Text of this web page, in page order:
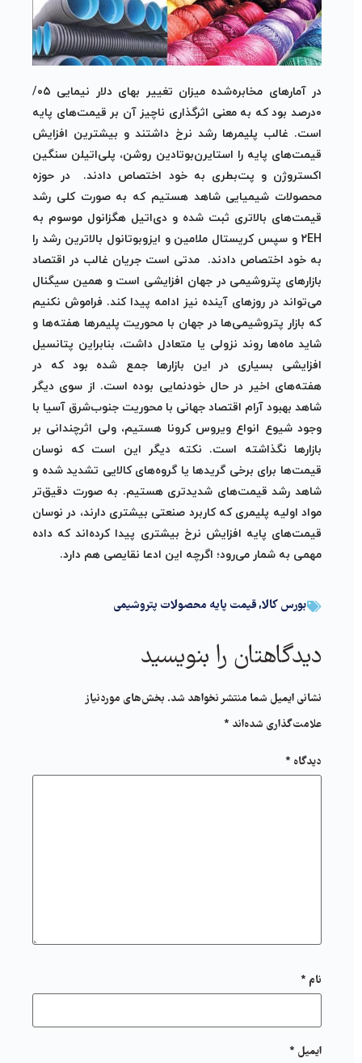
در آمارهای مخابره‌شده میزان تغییر بهای دلار نیمایی ۰۵/
۰درصد بود که به معنی اثرگذاری ناچیز آن بر قیمت‌های پایه
است. غالب پلیمرها رشد نرخ داشتند و بیشترین افزایش
قیمت‌های پایه را استایرن‌بوتادین روشن، پلی‌اتیلن سنگین
اکستروژن و پت‌بطری به خود اختصاص دادند. در حوزه
محصولات شیمیایی شاهد هستیم که به صورت کلی رشد
قیمت‌های بالاتری ثبت شده و دی‌اتیل هگزانول موسوم به
۲EH و سپس کریستال ملامین و ایزوبوتانول بالاترین رشد را
به خود اختصاص دادند. مدتی است جریان غالب در اقتصاد
بازارهای پتروشیمی در جهان افزایشی است و همین سیگنال
می‌تواند در روزهای آینده نیز ادامه پیدا کند. فراموش نکنیم
که بازار پتروشیمی‌ها در جهان با محوریت پلیمرها هفته‌ها و
شاید ماه‌ها روند نزولی یا متعادل داشت، بنابراین پتانسیل
افزایشی بسیاری در این بازارها جمع شده بود که در
هفته‌های اخیر در حال خودنمایی بوده است. از سوی دیگر
شاهد بهبود آرام اقتصاد جهانی با محوریت جنوب‌شرق آسیا با
وجود شیوع انواع ویروس کرونا هستیم، ولی اثرچندانی بر
بازارها نگذاشته است. نکته دیگر این است که نوسان
قیمت‌ها برای برخی گریدها یا گروه‌های کالایی تشدید شده و
شاهد رشد قیمت‌های شدیدتری هستیم. به صورت دقیق‌تر
مواد اولیه پلیمری که کاربرد صنعتی بیشتری دارند، در نوسان
قیمت‌های پایه افزایش نرخ بیشتری پیدا کرده‌اند که داده
مهمی به شمار می‌رود؛ اگرچه این ادعا نقایصی هم دارد.
بورس کالا,قیمت پایه محصولات پتروشیمی
دیدگاهتان را بنویسید
نشانی ایمیل شما منتشر نخواهد شد. بخش‌های موردنیاز
علامت‌گذاری شده‌اند *
دیدگاه *
نام *
ایمیل *